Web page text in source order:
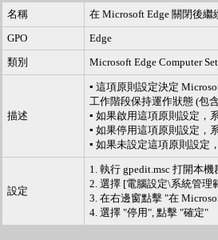
名稱
在 Microsoft Edge 關閉後
GPO
Edge
類別
Microsoft Edge Computer
描述
▪ 這項原則設定決定
工作階段保持運作狀態 (包
▪ 如果啟用這項原則設定，
▪ 如果停用這項原則設定，
▪ 如果未設定這項原則設定
設定
1. 執行 gpedit.msc 打開本
2. 選擇 [電腦設定\系統管理
3. 在右邊窗點擊 "在
4. 選擇 "停用", 點擊 "確定"